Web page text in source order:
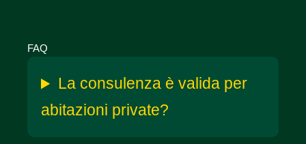
FAQ
La consulenza è valida per
abitazioni private?